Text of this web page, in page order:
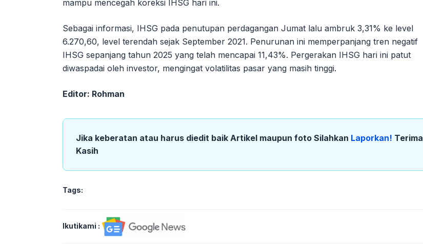
mampu mencegah koreksi IHSG hari ini.
Sebagai informasi, IHSG pada penutupan perdagangan Jumat lalu ambruk 3,31% ke level
6.270,60, level terendah sejak September 2021. Penurunan ini memperpanjang tren negatif
IHSG sepanjang tahun 2025 yang telah mencapai 11,43%. Pergerakan IHSG hari ini patut
diwaspadai oleh investor, mengingat volatilitas pasar yang masih tinggi.
Editor: Rohman
Jika keberatan atau harus diedit baik Artikel maupun foto Silahkan Laporkan! Terima
Kasih
Tags:
Ikutikami :